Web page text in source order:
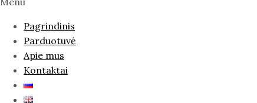
Pagrindinis
Parduotuvė
Apie mus
Kontaktai